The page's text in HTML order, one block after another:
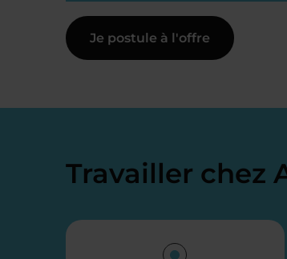
Je postule à l'offre
Travailler chez